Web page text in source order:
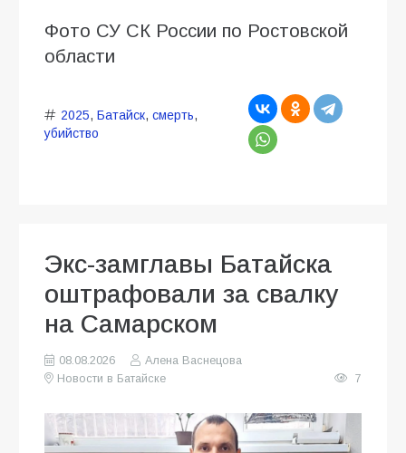
Фото СУ СК России по Ростовской
области
2025, Батайск, смерть,
убийство
Экс-замглавы Батайска
оштрафовали за свалку
на Самарском
08.08.2026
Алена Васнецова
Новости в Батайске
7